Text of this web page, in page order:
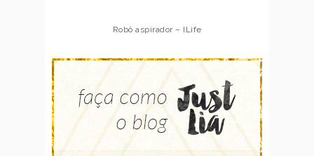
Robô aspirador – ILife